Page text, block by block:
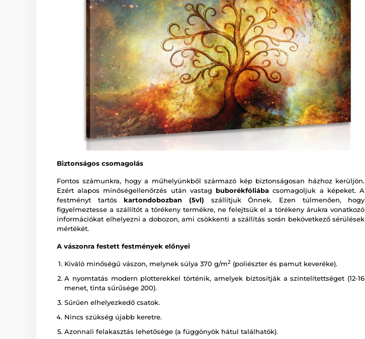
Biztonságos csomagolás
Fontos számunkra, hogy a műhelyünkből származó kép biztonságosan házhoz kerüljön.
Ezért alapos minőségellenőrzés után vastag buborékfóliába csomagoljuk a képeket. A
festményt tartós kartondobozban (5vl) szállítjuk Önnek. Ezen túlmenően, hogy
figyelmeztesse a szállítót a törékeny termékre, ne felejtsük el a törékeny árukra vonatkozó
információkat elhelyezni a dobozon, ami csökkenti a szállítás során bekövetkező sérülések
mértékét.
A vászonra festett festmények előnyei
Kiváló minőségű vászon, melynek súlya 370 g/m2 (poliészter és pamut keveréke).
A nyomtatás modern plotterekkel történik, amelyek biztosítják a színtelítettséget (12-16
menet, tinta sűrűsége 200).
Sűrűen elhelyezkedő csatok.
Nincs szükség újabb keretre.
Azonnali felakasztás lehetősége (a függönyök hátul találhatók).